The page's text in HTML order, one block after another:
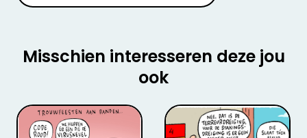
Misschien interesseren deze jou
ook